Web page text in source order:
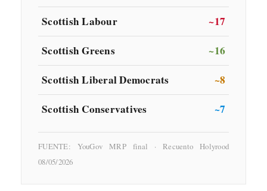
Scottish Labour
~17
Scottish Greens
~16
Scottish Liberal Democrats
~8
Scottish Conservatives
~7
FUENTE: YouGov MRP final · Recuento Holyrood
08/05/2026